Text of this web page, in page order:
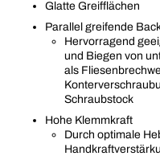
Glatte Greifflächen
Parallel greifende
Hervorragend
und Biegen von
als
Schraubstock
Hohe Klemmkraft
Durch optimale